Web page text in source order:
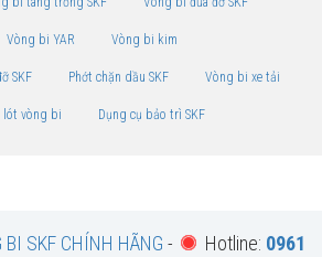
Vòng bi YAR Vòng bi kim
SKF Phớt chặn dầu SKF Vòng bi xe tải
lót vòng bi Dụng cụ bảo trì SKF
BI SKF CHÍNH HÃNG - Hotline: 0961